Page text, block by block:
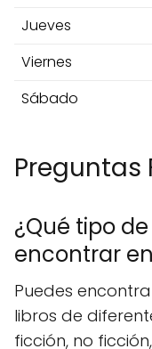
Jueves
Viernes
Sábado
Preguntas
¿Qué tipo
encontrar
Puedes
libros de
ficción, no